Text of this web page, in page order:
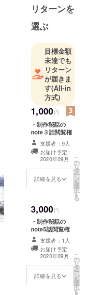
発信してい
きたい」と
集まった制
作委員会で
す。2019年
より毎月1本
制作をして
おり、日本
国内の短編
映画祭にて
グランプリ
を受賞。今
年度のカン
ヌ国際映画
祭にも出展
ヴェネチア
ルリン映画
祭にも応募
予定です。
皆様の熱い
ご支援をお
待ちしてお
ります！
リターンを
選ぶ
目標金額
未達でも
リターン
が届きま
す(All-in
方式)
1,000円
・制作秘話の
note３話閲覧権
支援者：9人
お届け予定：
2020年09月
詳細を見る
こ
の
リ
タ
ー
ン
を
選
択
す
る
3,000円
・制作秘話の
note5話閲覧権
支援者：1人
お届け予定：
2020年09月
詳細を見る
こ
の
リ
タ
ー
ン
を
選
択
す